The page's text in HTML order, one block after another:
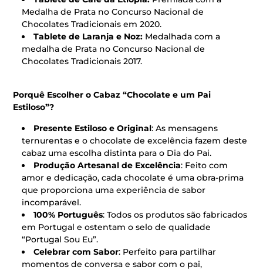
Medalha de Prata no Concurso Nacional de
Chocolates Tradicionais em 2020.
Tablete de Laranja e Noz: Medalhada com a
medalha de Prata no Concurso Nacional de
Chocolates Tradicionais 2017.
Porquê Escolher o Cabaz “Chocolate e um Pai
Estiloso”?
Presente Estiloso e Original: As mensagens
ternurentas e o chocolate de excelência fazem deste
cabaz uma escolha distinta para o Dia do Pai.
Produção Artesanal de Excelência: Feito com
amor e dedicação, cada chocolate é uma obra-prima
que proporciona uma experiência de sabor
incomparável.
100% Português: Todos os produtos são fabricados
em Portugal e ostentam o selo de qualidade
“Portugal Sou Eu”.
Celebrar com Sabor: Perfeito para partilhar
momentos de conversa e sabor com o pai,